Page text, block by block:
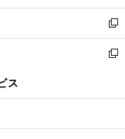
開
く
ウ
で
開
く
ン
ド
ウ
で
ウ
ィ
ン
ド
開
新
し
い
ン
ウ
新
ウ
ン
ス